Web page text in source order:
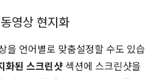
영상 현지화
을 언어별로 맞춤설정할 수도 있습
화된 스크린샷 섹션에 스크린샷을